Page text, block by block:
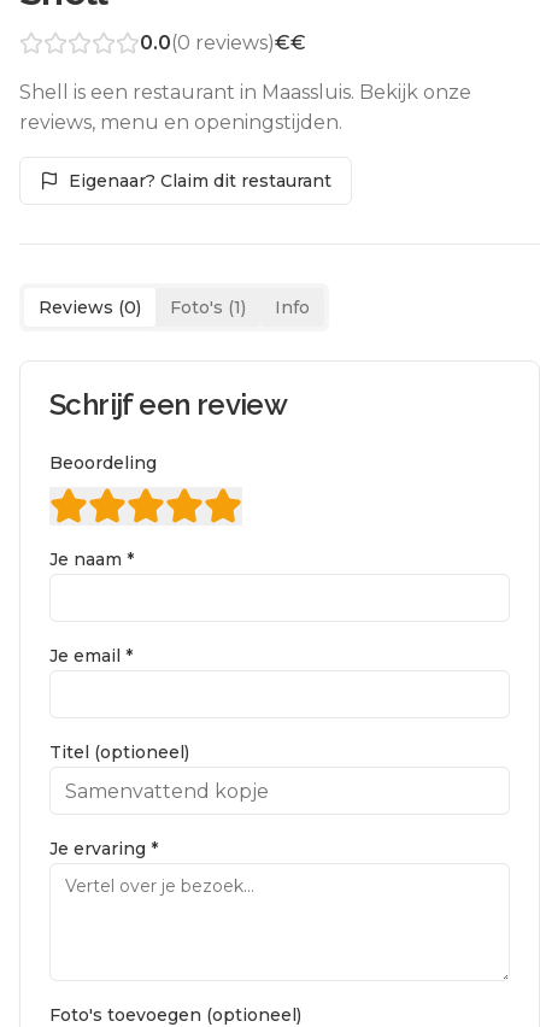
0.0(0 reviews)€€
Shell is een restaurant in Maassluis. Bekijk onze
reviews, menu en openingstijden.
Eigenaar? Claim dit restaurant
Reviews (0) Foto's (1) Info
Schrijf een review
Beoordeling
Je naam *
Je email *
Titel (optioneel)
Je ervaring *
Foto's toevoegen (optioneel)